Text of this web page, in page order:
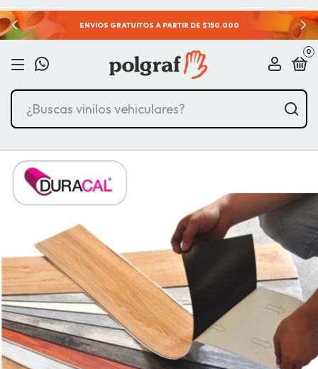
ENVIOS GRATUITOS A PARTIR DE $150.000
0